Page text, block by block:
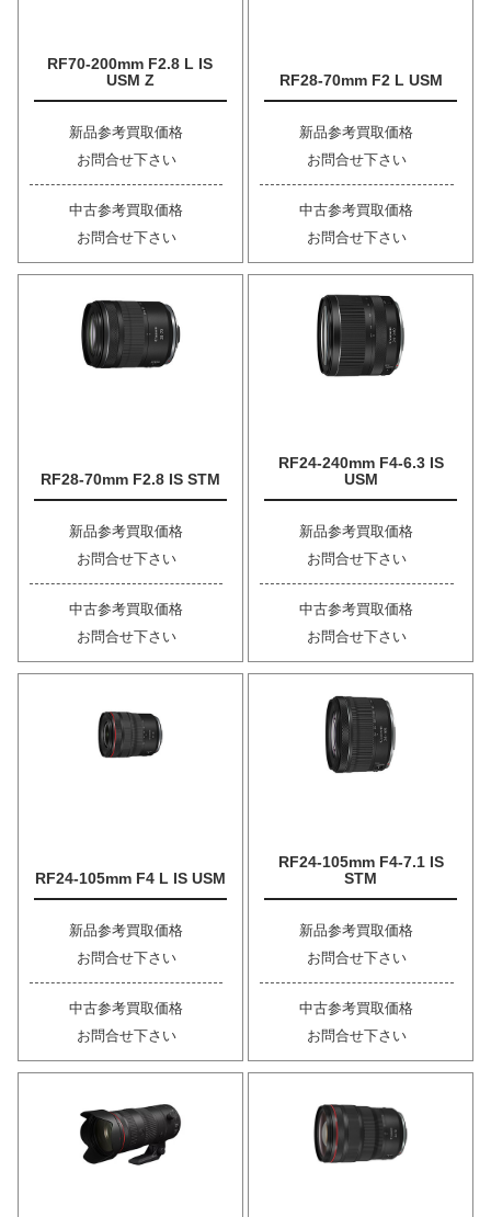
RF70-200mm F2.8 L IS
USM Z
新品参考買取価格
お問合せ下さい
中古参考買取価格
お問合せ下さい
RF28-70mm F2 L USM
新品参考買取価格
お問合せ下さい
中古参考買取価格
お問合せ下さい
RF28-70mm F2.8 IS STM
新品参考買取価格
お問合せ下さい
中古参考買取価格
お問合せ下さい
RF24-240mm F4-6.3 IS
USM
新品参考買取価格
お問合せ下さい
中古参考買取価格
お問合せ下さい
RF24-105mm F4 L IS USM
新品参考買取価格
お問合せ下さい
中古参考買取価格
お問合せ下さい
RF24-105mm F4-7.1 IS
STM
新品参考買取価格
お問合せ下さい
中古参考買取価格
お問合せ下さい